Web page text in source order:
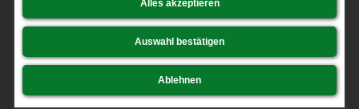
Alles akzeptieren
Auswahl bestätigen
Ablehnen